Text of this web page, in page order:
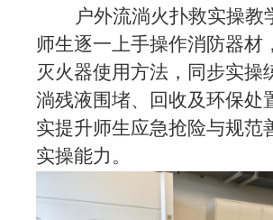
户外流淌火扑救实操教
师生逐一上手操作消防器材
灭火器使用方法，同步实操
淌残液围堵、回收及环保处
实提升师生应急抢险与规范
实操能力。